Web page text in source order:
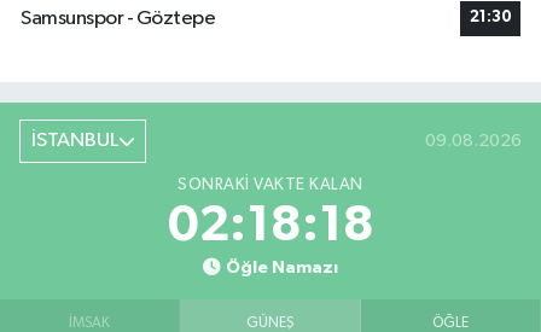
Samsunspor - Göztepe
21:30
İSTANBUL 09.08.2026
SONRAKI VAKTE KALAN
02:18:17
Öğle Namazı
İMSAK GÜNEŞ ÖĞLE